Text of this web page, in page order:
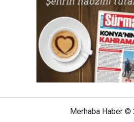
Merhaba Haber ©